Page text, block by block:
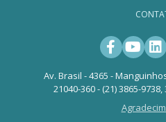
Av. Brasil - 4365 -
21040-360 - (21) 3865-